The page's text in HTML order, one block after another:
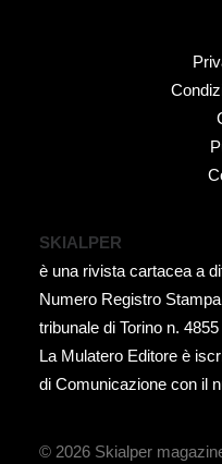
SKIALPER
è una rivista cartacea a
Numero Registro
tribunale di Torino n.
La Mulatero Editore è
di Comunicazione con il
© 2026 Skialper